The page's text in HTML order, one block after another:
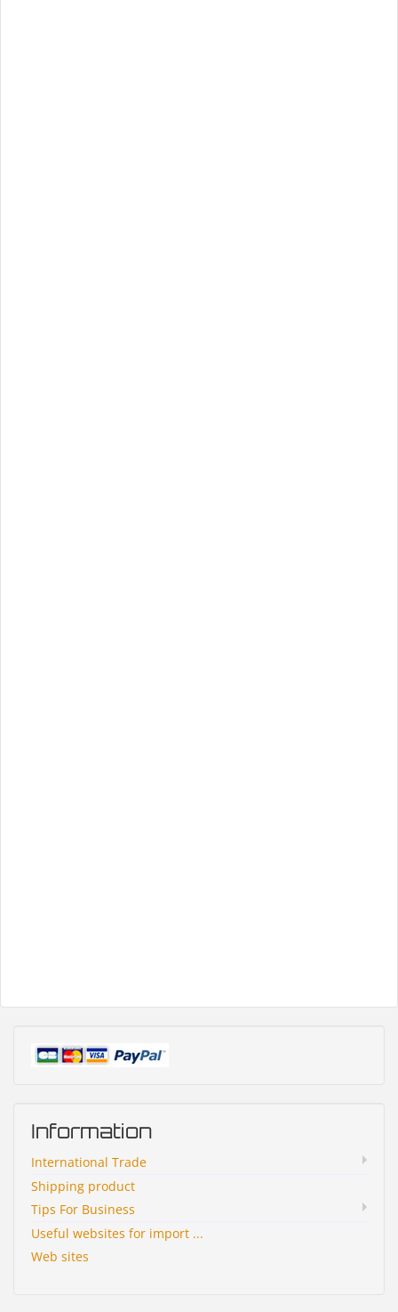
Information
International Trade
Shipping product
Tips For Business
Useful websites for import ...
Web sites